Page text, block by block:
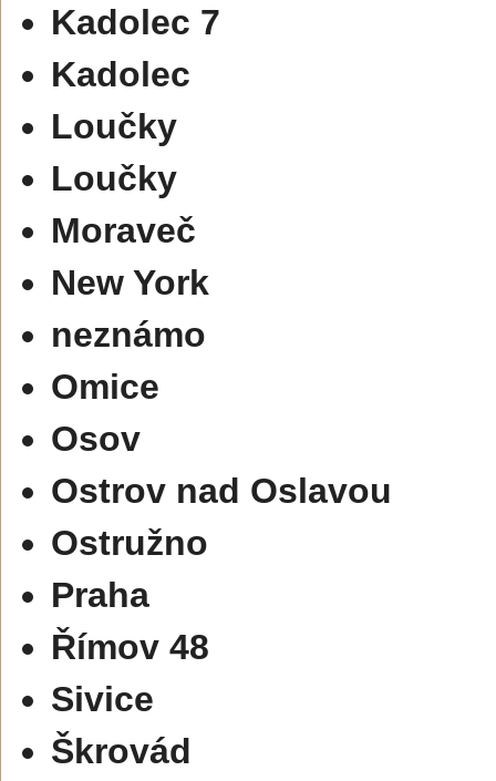
Kadolec 7
Kadolec
Loučky
Loučky
Moraveč
New York
neznámo
Omice
Osov
Ostrov nad Oslavou
Ostružno
Praha
Římov 48
Sivice
Škrovád